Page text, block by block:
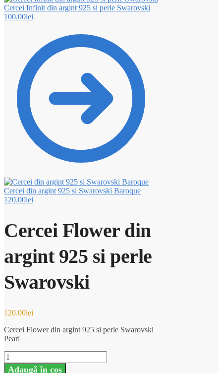
Cercei Infinit din argint 925 si perle Swarovski
100.00lei
Cercei din argint 925 si Swarovski Baroque
120.00lei
Cercei Flower din
argint 925 si perle
Swarovski
120.00lei
Cercei Flower din argint 925 si perle Swarovski
Pearl
Cantitate
Cercei
Adaugă în coș